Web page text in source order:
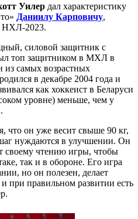
Уилер дал характеристику
Даниилу Карповичу,
НХЛ-2023.
силовой защитник с
топ защитником в МХЛ в
из самых возрастных
в декабре 2004 года и
как хоккеист в Беларуси
уровне) меньше, чем у
что он уже весит свыше 90 кг,
нуждаются в улучшении. Он
своему чтению игры, чтобы
так и в обороне. Его игра
но он полезен, делает
при правильном развитии есть